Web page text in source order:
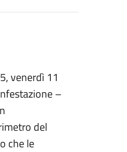
venerdì 11
–
del
che le